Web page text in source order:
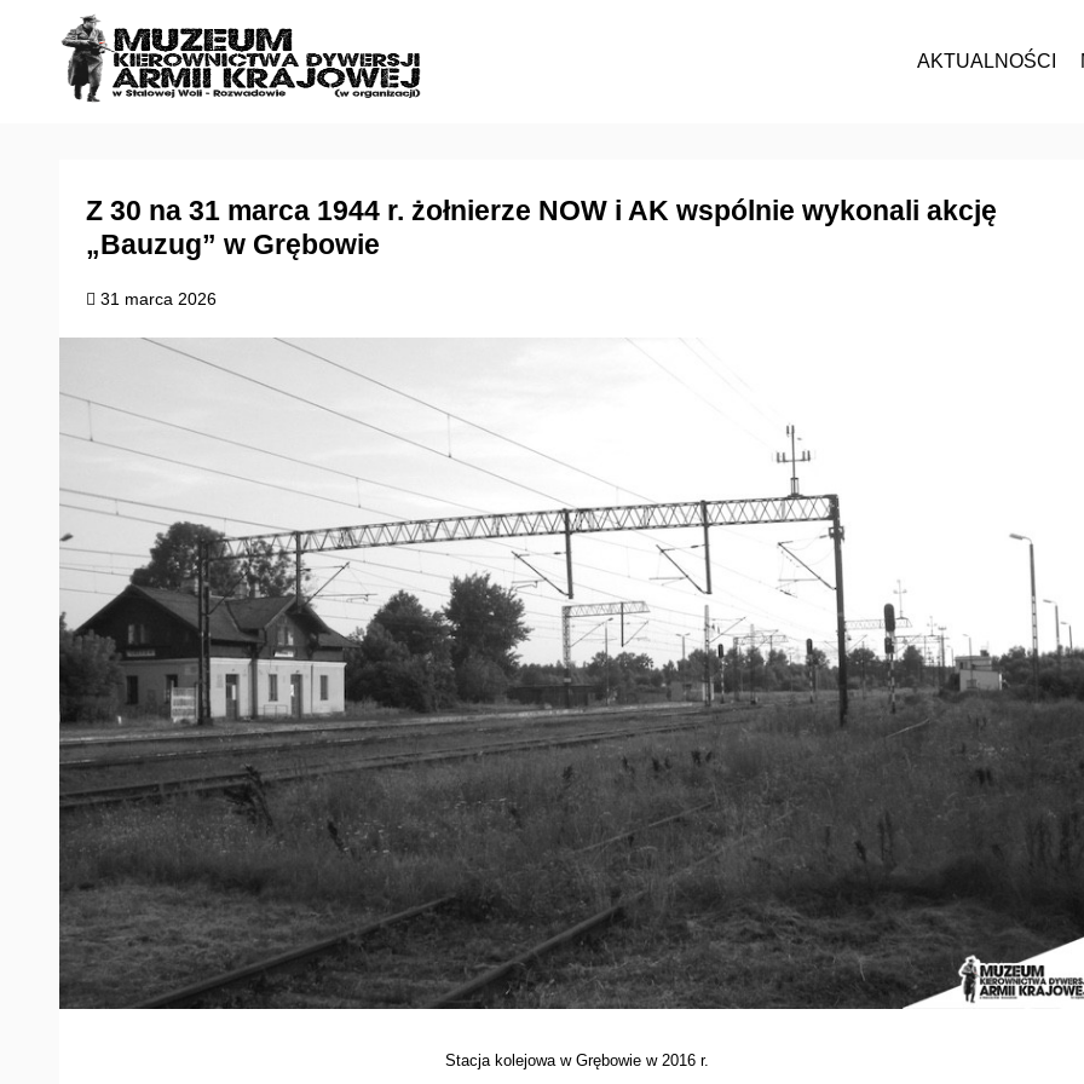
AKTUALNOŚCI
Z 30 na 31 marca 1944 r. żołnierze NOW i AK wspólnie wykonali akcję
„Bauzug” w Grębowie
31 marca 2026
Stacja kolejowa w Grębowie w 2016 r.